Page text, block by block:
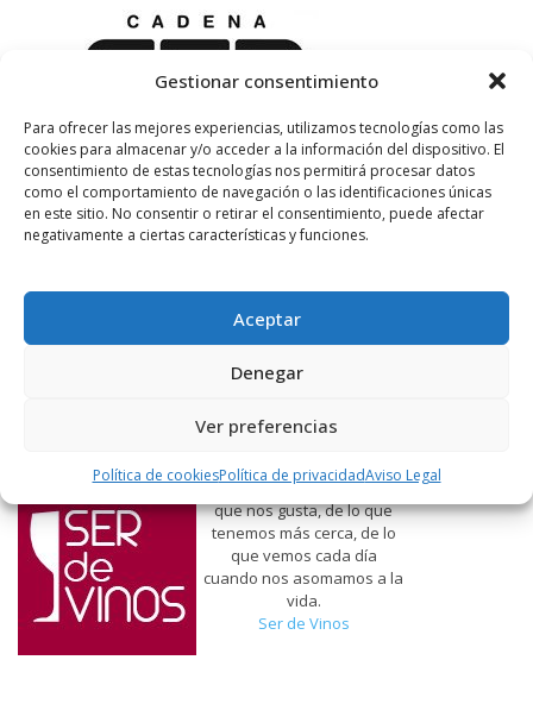
Gestionar consentimiento
Para ofrecer las mejores experiencias, utilizamos tecnologías como las
cookies para almacenar y/o acceder a la información del dispositivo. El
consentimiento de estas tecnologías nos permitirá procesar datos
como el comportamiento de navegación o las identificaciones únicas
en este sitio. No consentir o retirar el consentimiento, puede afectar
negativamente a ciertas características y funciones.
Aceptar
Denegar
Ver preferencias
Política de cookiesPolítica de privacidadAviso Legal
Hablamos de vinos, de lo
que nos gusta, de lo que
tenemos más cerca, de lo
que vemos cada día
cuando nos asomamos a la
vida.
Ser de Vinos